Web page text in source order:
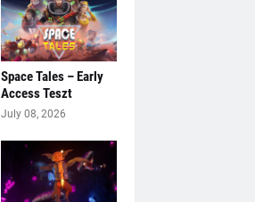
Space Tales – Early
Access Teszt
July 08, 2026